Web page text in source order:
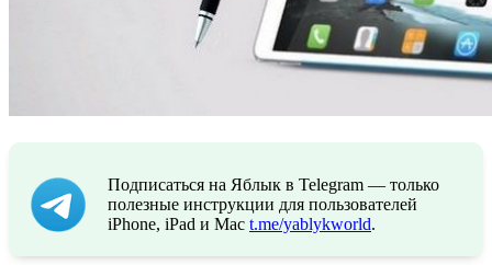
Подписаться на Яблык в Telegram — только
полезные инструкции для пользователей
iPhone, iPad и Mac t.me/yablykworld.